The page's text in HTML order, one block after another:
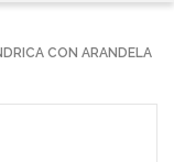
CON ARANDELA